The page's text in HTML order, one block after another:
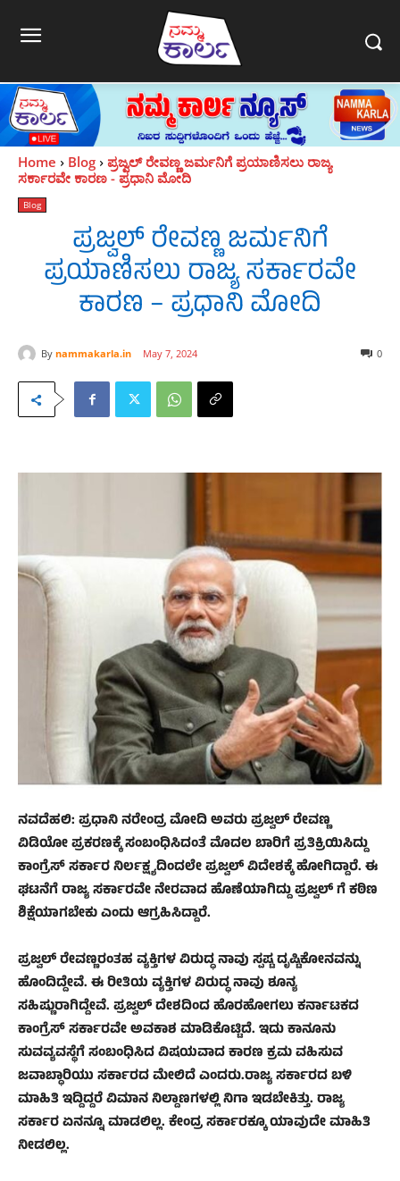
Home Blog
ಪ್ರಜ್ವಲ್ ರೇವಣ್ಣ ಜರ್ಮನಿಗೆ ಪ್ರಯಾಣಿಸಲು ರಾಜ್ಯ
ಸರ್ಕಾರವೇ ಕಾರಣ - ಪ್ರಧಾನಿ ಮೋದಿ
Blog
ಪ್ರಜ್ವಲ್ ರೇವಣ್ಣ ಜರ್ಮನಿಗೆ
ಪ್ರಯಾಣಿಸಲು ರಾಜ್ಯ ಸರ್ಕಾರವೇ
ಕಾರಣ – ಪ್ರಧಾನಿ ಮೋದಿ
By nammakarla.in May 7, 2024 0
ನವದೆಹಲಿ: ಪ್ರಧಾನಿ ನರೇಂದ್ರ ಮೋದಿ ಅವರು ಪ್ರಜ್ವಲ್ ರೇವಣ್ಣ
ವಿಡಿಯೋ ಪ್ರಕರಣಕ್ಕೆ ಸಂಬಂಧಿಸಿದಂತೆ ಮೊದಲ ಬಾರಿಗೆ ಪ್ರತಿಕ್ರಿಯಿಸಿದ್ದು
ಕಾಂಗ್ರೆಸ್ ಸರ್ಕಾರ ನಿರ್ಲಕ್ಷ್ಯದಿಂದಲೇ ಪ್ರಜ್ವಲ್ ವಿದೇಶಕ್ಕೆ ಹೋಗಿದ್ದಾರೆ. ಈ
ಘಟನೆಗೆ ರಾಜ್ಯ ಸರ್ಕಾರವೇ ನೇರವಾದ ಹೊಣೆಯಾಗಿದ್ದು ಪ್ರಜ್ವಲ್ ಗೆ ಕಠಿಣ
ಶಿಕ್ಷೆಯಾಗಬೇಕು ಎಂದು ಆಗ್ರಹಿಸಿದ್ದಾರೆ.
ಪ್ರಜ್ವಲ್ ರೇವಣ್ಣರಂತಹ ವ್ಯಕ್ತಿಗಳ ವಿರುದ್ಧ ನಾವು ಸ್ಪಷ್ಟ ದೃಷ್ಟಿಕೋನವನ್ನು
ಹೊಂದಿದ್ದೇವೆ. ಈ ರೀತಿಯ ವ್ಯಕ್ತಿಗಳ ವಿರುದ್ಧ ನಾವು ಶೂನ್ಯ
ಸಹಿಷ್ಣುರಾಗಿದ್ದೇವೆ. ಪ್ರಜ್ವಲ್ ದೇಶದಿಂದ ಹೊರಹೋಗಲು ಕರ್ನಾಟಕದ
ಕಾಂಗ್ರೆಸ್ ಸರ್ಕಾರವೇ ಅವಕಾಶ ಮಾಡಿಕೊಟ್ಟಿದೆ. ಇದು ಕಾನೂನು
ಸುವವ್ಯವಸ್ಥೆಗೆ ಸಂಬಂಧಿಸಿದ ವಿಷಯವಾದ ಕಾರಣ ಕ್ರಮ ವಹಿಸುವ
ಜವಾಬ್ಧಾರಿಯು ಸರ್ಕಾರದ ಮೇಲಿದೆ ಎಂದರು.ರಾಜ್ಯ ಸರ್ಕಾರದ ಬಳಿ
ಮಾಹಿತಿ ಇದ್ದಿದ್ದರೆ ವಿಮಾನ ನಿಲ್ದಾಣಗಳಲ್ಲಿ ನಿಗಾ ಇಡಬೇಕಿತ್ತು. ರಾಜ್ಯ
ಸರ್ಕಾರ ಏನನ್ನೂ ಮಾಡಲಿಲ್ಲ. ಕೇಂದ್ರ ಸರ್ಕಾರಕ್ಕೂ ಯಾವುದೇ ಮಾಹಿತಿ
ನೀಡಲಿಲ್ಲ.